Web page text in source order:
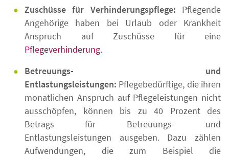
Zuschüsse für Verhinderungspflege: Pflegende
Angehörige haben bei Urlaub oder Krankheit
Anspruch auf Zuschüsse für eine
Pflegeverhinderung.
Betreuungs- und
Entlastungsleistungen: Pflegebedürftige, die ihren
monatlichen Anspruch auf Pflegeleistungen nicht
ausschöpfen, können bis zu 40 Prozent des
Betrags für Betreuungs- und
Entlastungsleistungen ausgeben. Dazu zählen
Aufwendungen, die zum Beispiel die